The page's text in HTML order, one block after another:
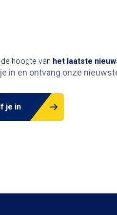
hoogte van het laatste
in en ontvang onze
je in